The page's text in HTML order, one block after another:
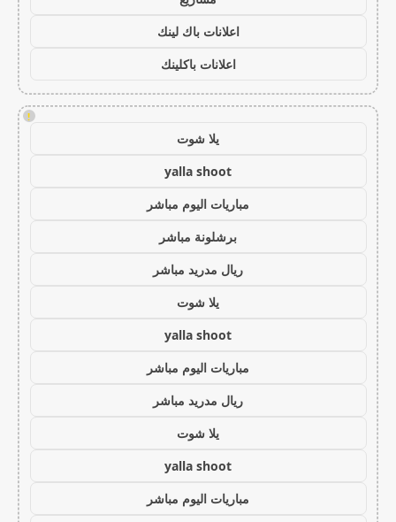
اعلانات باك لينك
اعلانات باكلينك
!
يلا شوت
yalla shoot
مباريات اليوم مباشر
برشلونة مباشر
ريال مدريد مباشر
يلا شوت
yalla shoot
مباريات اليوم مباشر
ريال مدريد مباشر
يلا شوت
yalla shoot
مباريات اليوم مباشر